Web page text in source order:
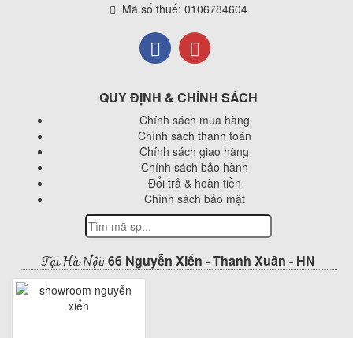
Mã số thuế: 0106784604
QUY ĐỊNH & CHÍNH SÁCH
Chính sách mua hàng
Chính sách thanh toán
Chính sách giao hàng
Chính sách bảo hành
Đổi trả & hoàn tiền
Chính sách bảo mật
Tại Hà Nội: 66 Nguyễn Xiển - Thanh Xuân - HN